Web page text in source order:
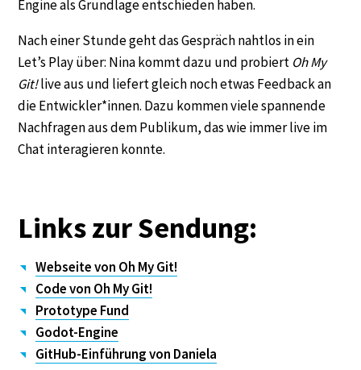
Engine als Grundlage entschieden haben.
Nach einer Stunde geht das Gespräch nahtlos in ein
Let’s Play über: Nina kommt dazu und probiert Oh My
Git!live aus und liefert gleich noch etwas Feedback an
die Entwickler*innen. Dazu kommen viele spannende
Nachfragen aus dem Publikum, das wie immer live im
Chat interagieren konnte.
Links zur Sendung:
Webseite von Oh My Git!
Code von Oh My Git!
Prototype Fund
Godot-Engine
GitHub-Einführung von Daniela